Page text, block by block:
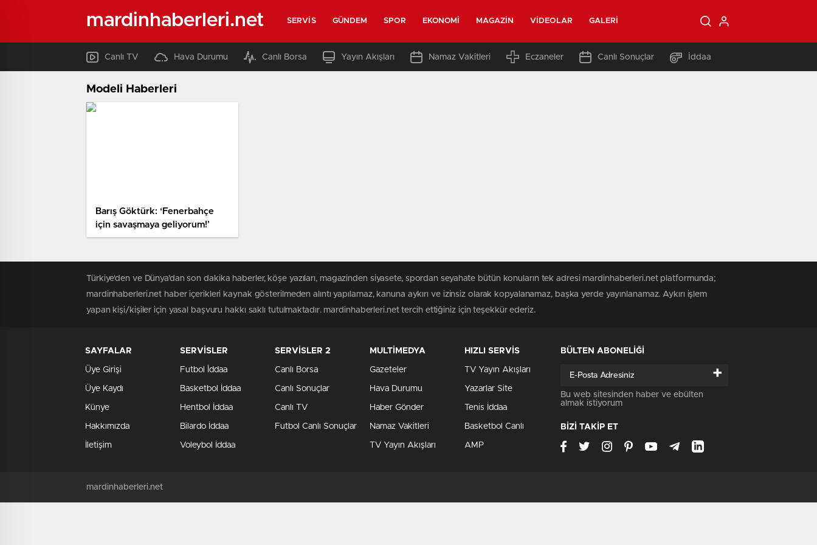
mardinhaberleri.net SERVIS GÜNDEM SPOR EKONOMI MAGAZIN VIDEOLAR GALERI
Canlı TV Hava Durumu Canlı Borsa Yayın Akışları Namaz Vakitleri Eczaneler Canlı Sonuçlar İddaa
Modeli Haberleri
Barış Göktürk: ‘Fenerbahçe
için savaşmaya geliyorum!’
Türkiye'den ve Dünya’dan son dakika haberler, köşe yazıları, magazinden siyasete, spordan seyahate bütün konuların tek adresi mardinhaberleri.net platformunda;
mardinhaberleri.net haber içerikleri kaynak gösterilmeden alıntı yapılamaz, kanuna aykırı ve izinsiz olarak kopyalanamaz, başka yerde yayınlanamaz. Aykırı işlem
yapan kişi/kişiler için yasal başvuru hakkı saklı tutulmaktadır. mardinhaberleri.net tercih ettiğiniz için teşekkür ederiz.
SAYFALAR
Üye Girişi
Üye Kaydı
Künye
Hakkımızda
İletişim
SERVİSLER
Futbol İddaa
Basketbol İddaa
Hentbol İddaa
Bilardo İddaa
Voleybol İddaa
SERVİSLER 2
Canlı Borsa
Canlı Sonuçlar
Canlı TV
Futbol Canlı Sonuçlar
MULTİMEDYA
Gazeteler
Hava Durumu
Haber Gönder
Namaz Vakitleri
TV Yayın Akışları
HIZLI SERVİS
TV Yayın Akışları
Yazarlar Site
Tenis İddaa
Basketbol Canlı
AMP
BÜLTEN ABONELİĞİ
+
Bu web sitesinden haber ve ebülten
almak istiyorum
BİZİ TAKİP ET
mardinhaberleri.net